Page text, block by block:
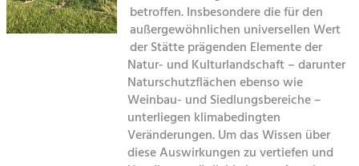
Landscape.
Offer Development and Positioning
Art & Culture
Crafts, Science and Research.
betroffen. Insbesondere die für den
außergewöhnlichen universellen Wert
der Stätte prägenden Elemente der
Natur- und Kulturlandschaft – darunter
Naturschutzflächen ebenso wie
Weinbau- und Siedlungsbereiche –
unterliegen klimabedingten
Veränderungen. Um das Wissen über
diese Auswirkungen zu vertiefen und